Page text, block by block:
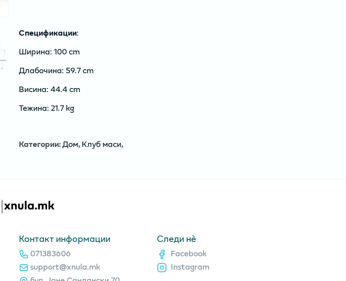
Спецификации:
Ширина: 100 cm
Длабочина: 59.7 cm
Висина: 44.4 cm
Тежина: 21.7 kg
Категории:Дом,Клуб маси,
Контакт информации
071383606
support@xnula.mk
Следи нè
Facebook
Instagram